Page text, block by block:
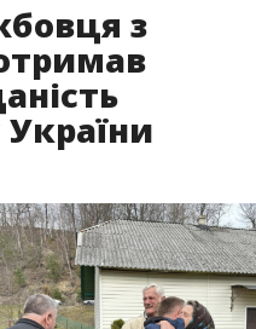
з
України